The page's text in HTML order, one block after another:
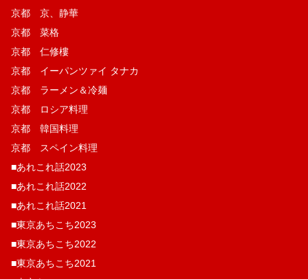
京都 京、静華
京都 菜格
京都 仁修樓
京都 イーパンツァイ タナカ
京都 ラーメン＆冷麺
京都 ロシア料理
京都 韓国料理
京都 スペイン料理
■あれこれ話2023
■あれこれ話2022
■あれこれ話2021
■東京あちこち2023
■東京あちこち2022
■東京あちこち2021